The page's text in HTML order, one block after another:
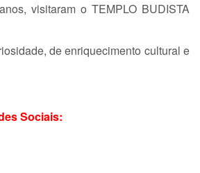
visitaram o TEMPLO BUDISTA
de enriquecimento cultural e
Sociais: